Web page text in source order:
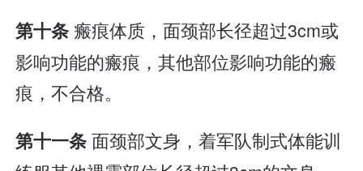
第十条 瘢痕体质，面颈部长径超过3cm或
影响功能的瘢痕，其他部位影响功能的瘢
痕，不合格。
第十一条面颈部文身，着军队制式体能训